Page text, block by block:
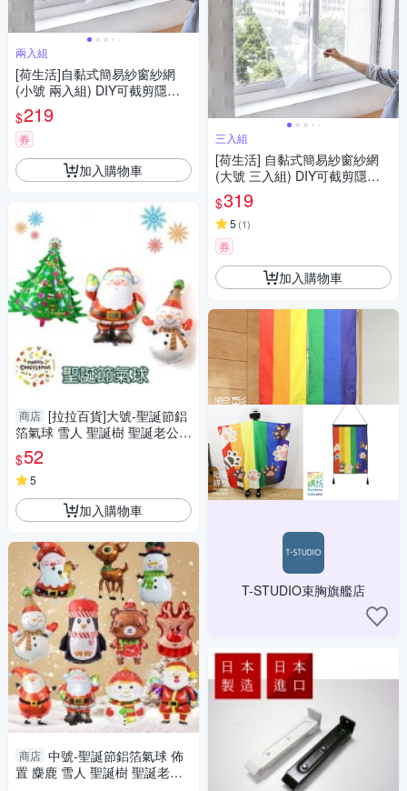
兩入組
[荷生活]自黏式簡易紗窗紗網
(小號 兩入組) DIY可截剪隱形
紗窗 附魔術貼
$219
券
加入購物車
商店 [拉拉百貨]大號-聖誕節鋁
箔氣球 雪人 聖誕樹 聖誕老公公
耶誕氣球 裝飾 佈置 禮物
$52
5
加入購物車
商店 中號-聖誕節鋁箔氣球 佈
置 麋鹿 雪人 聖誕樹 聖誕老公
三入組
[荷生活] 自黏式簡易紗窗紗網
(大號 三入組) DIY可截剪隱形
紗窗 附魔術貼
$319
5 (1)
券
加入購物車
T-STUDIO束胸旗艦店